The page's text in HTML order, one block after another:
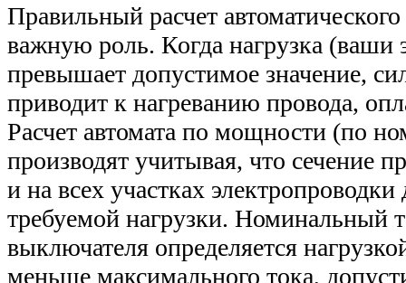
Правильный расчет
важную роль. Когда нагрузка (ваши
превышает допустимое значение,
приводит к нагреванию провода,
Расчет автомата по мощности (по
производят учитывая, что сечение
и на всех участках электропроводки
требуемой нагрузки. Номинальный
выключателя определяется
меньше максимального тока,